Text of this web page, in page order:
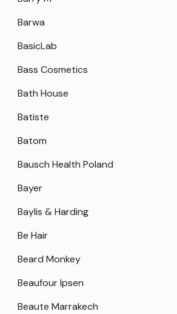
Barwa
BasicLab
Bass Cosmetics
Bath House
Batiste
Batom
Bausch Health Poland
Bayer
Baylis & Harding
Be Hair
Beard Monkey
Beaufour Ipsen
Beaute Marrakech